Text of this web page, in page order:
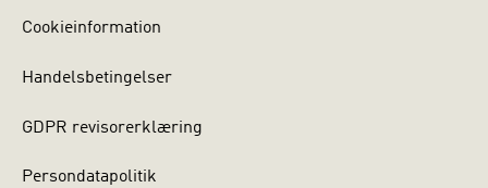
Cookieinformation
Handelsbetingelser
GDPR revisorerklæring
Persondatapolitik